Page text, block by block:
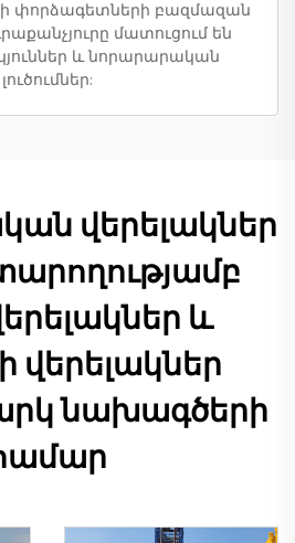
փորձագետների բազմազան
մատուցում են
և նորարարական
լուծումներ:
վերելակներ
և
վերելակներ
նախագծերի